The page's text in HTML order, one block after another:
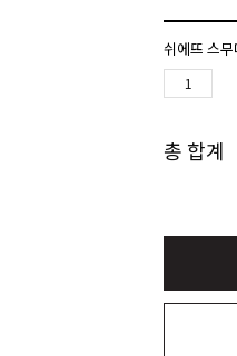
쉬에뜨 스
총 합계